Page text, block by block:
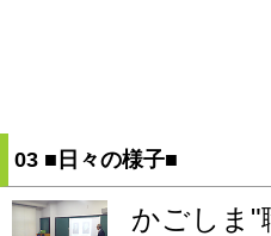
03 ■日々の様子■
かごしま"